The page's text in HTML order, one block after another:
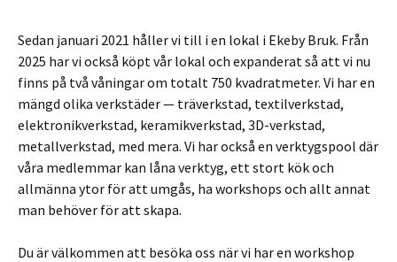
Sedan januari 2021 håller vi till i en lokal i Ekeby Bruk. Från
2025 har vi också köpt vår lokal och expanderat så att vi nu
finns på två våningar om totalt 750 kvadratmeter. Vi har en
mängd olika verkstäder — träverkstad, textilverkstad,
elektronikverkstad, keramikverkstad, 3D-verkstad,
metallverkstad, med mera. Vi har också en verktygspool där
våra medlemmar kan låna verktyg, ett stort kök och
allmänna ytor för att umgås, ha workshops och allt annat
man behöver för att skapa.
Du är välkommen att besöka oss när vi har en workshop